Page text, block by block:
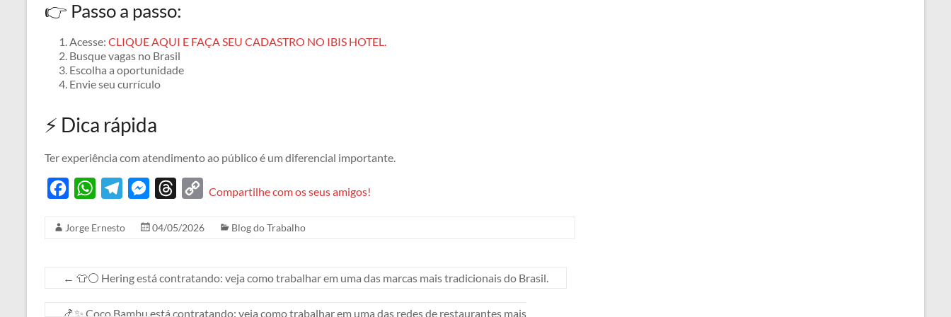
👉 Passo a passo:
Acesse: CLIQUE AQUI E FAÇA SEU CADASTRO NO IBIS HOTEL.
Busque vagas no Brasil
Escolha a oportunidade
Envie seu currículo
⚡ Dica rápida
Ter experiência com atendimento ao público é um diferencial importante.
c
W
a
s
l
M
s
e
r
a
C
p
Compartilhe com os seus amigos!
Jorge Ernesto 04/05/2026 Blog do Trabalho
← 👕⚪ Hering está contratando: veja como trabalhar em uma das marcas mais tradicionais do Brasil.
🍤✨ Coco Bambu está contratando: veja como trabalhar em uma das redes de restaurantes mais